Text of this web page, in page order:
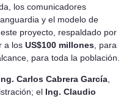
los comunicadores
y el modelo de
proyecto, respaldado por
a los US$100 millones , para
para toda la población.
Carlos Cabrera García,
el Ing. Claudio